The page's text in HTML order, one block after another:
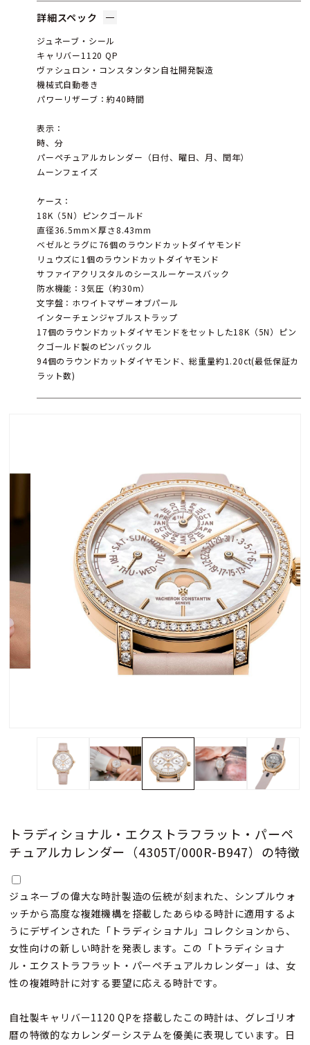
トラディショナル・エクストラフラット・パーペ
チュアルカレンダー（4305T/000R-B947）の特徴
ジュネーブの偉大な時計製造の伝統が刻まれた、シンプルウォ
ッチから高度な複雑機構を搭載したあらゆる時計に適用するよ
うにデザインされた「トラディショナル」コレクションから、
女性向けの新しい時計を発表します。この「トラディショナ
ル・エクストラフラット・パーペチュアルカレンダー」は、女
性の複雑時計に対する要望に応える時計です。
自社製キャリバー1120 QPを搭載したこの時計は、グレゴリオ
暦の特徴的なカレンダーシステムを優美に表現しています。日
詳細スペック
ジュネーブ・シール
キャリバー1120 QP
ヴァシュロン・コンスタンタン自社開発製造
機械式自動巻き
パワーリザーブ：約40時間
表示：
時、分
パーペチュアルカレンダー（日付、曜日、月、閏年）
ムーンフェイズ
ケース：
18K（5N）ピンクゴールド
直径36.5mm×厚さ8.43mm
ベゼルとラグに76個のラウンドカットダイヤモンド
リュウズに1個のラウンドカットダイヤモンド
サファイアクリスタルのシースルーケースバック
防水機能：3気圧（約30m）
文字盤：ホワイトマザーオブパール
インターチェンジャブルストラップ
17個のラウンドカットダイヤモンドをセットした18K（5N）ピン
クゴールド製のピンバックル
94個のラウンドカットダイヤモンド、総重量約1.20ct(最低保証カ
ラット数)